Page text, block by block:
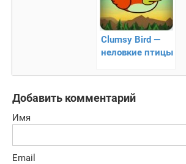
Clumsy Bird —
неловкие птицы
Добавить комментарий
Имя
Email